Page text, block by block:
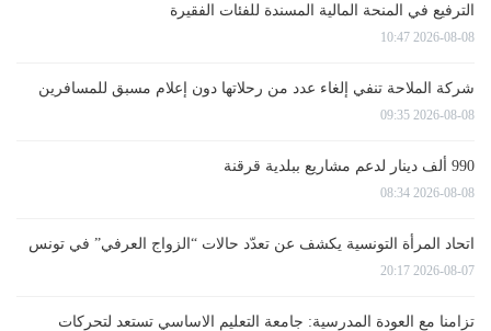
الترفيع في المنحة المالية المسندة للفئات الفقيرة
2026-08-08 10:47
شركة الملاحة تنفي إلغاء عدد من رحلاتها دون إعلام مسبق للمسافرين
2026-08-08 09:35
990 ألف دينار لدعم مشاريع ببلدية قرقنة
2026-08-08 08:34
اتحاد المرأة التونسية يكشف عن تعدّد حالات “الزواج العرفي” في تونس
2026-08-07 20:17
تزامنا مع العودة المدرسية: جامعة التعليم الاساسي تستعد لتحركات